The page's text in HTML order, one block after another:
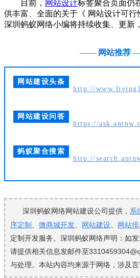
目前， 网站设计标签聚合页面仍
供丰富、全面的关于《 网站设计可行
深圳蚂蚁网络小编将持续收集、更新
—— 网站推荐
网站建设头条
http://
网站建设问答
https://
蚂蚁聚合搜索
http://
深圳蚂蚁网络网站建设公司提供， 系
序定制 、微商城开发、 网站建设、 网站
定制开发服务。深圳蚂蚁网络声明：如
请提供相关信息发邮件至
与处理。本站内容均来源于网络，涉及言